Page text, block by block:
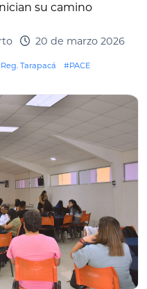
su camino
20 de marzo 2026
Tarapacá #PACE